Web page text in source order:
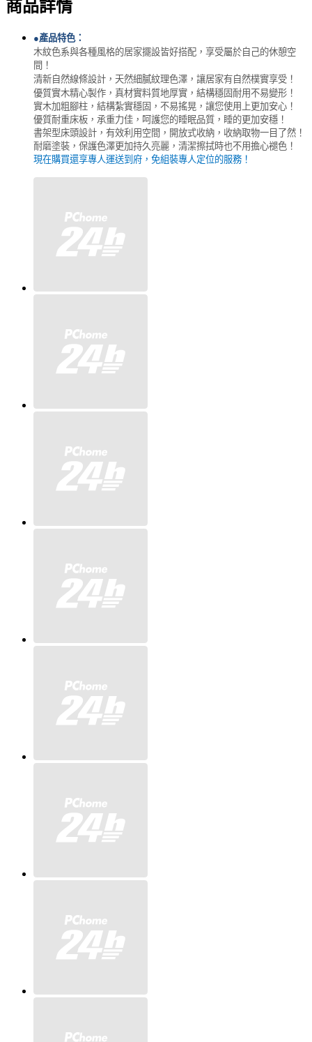
商品詳情
●產品特色：
木紋色系與各種風格的居家擺設皆好搭配 ，享受屬於自己的休憩空
間！
清新自然線條設計，天然細膩紋理色澤，讓居家有自然樸實享受！
優質實木精心製作，真材實料質地厚實， 結構穩固耐用不易變形！
實木加粗腳柱，結構紮實穩固，不易搖晃，讓您使用上更加安心 ！
優質耐重床板，承重力佳，呵護您的睡眠品質，睡的更加安穩！
書架型床頭設計，有效利用空間，開放式收納，收納取物一目了然 ！
耐磨塗裝，保護色澤更加持久亮麗，清潔擦拭時也不用擔心褪色！
現在購買還享專人運送到府，免組裝專人定位的服務！